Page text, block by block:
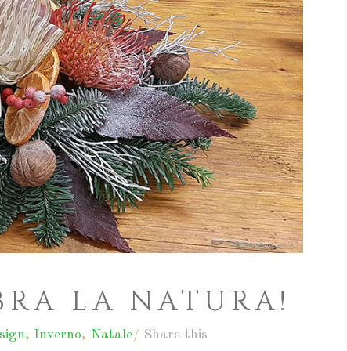
LA NATURA!
, Inverno, Natale Share this